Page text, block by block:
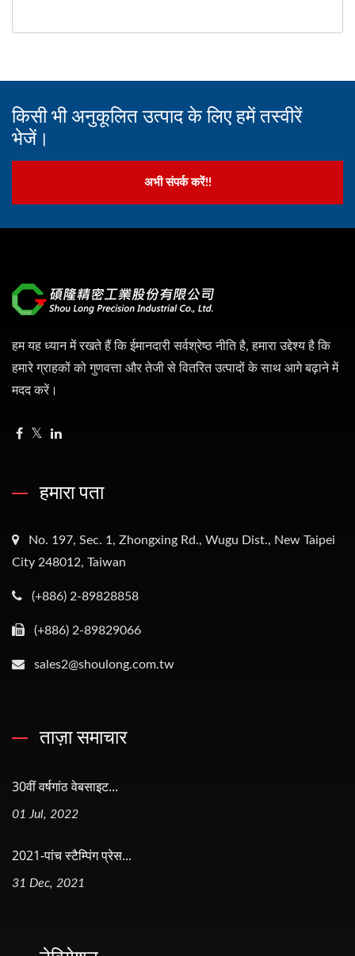
किसी भी अनुकूलित उत्पाद के लिए हमें तस्वीरें
भेजें।
अभी संपर्क करें!!
हम यह ध्यान में रखते हैं कि ईमानदारी सर्वश्रेष्ठ नीति है, हमारा उद्देश्य है कि
हमारे ग्राहकों को गुणवत्ता और तेजी से वितरित उत्पादों के साथ आगे बढ़ाने में
मदद करें।
हमारा पता
No. 197, Sec. 1, Zhongxing Rd., Wugu Dist., New Taipei
City 248012, Taiwan
(+886) 2-89828858
(+886) 2-89829066
sales2@shoulong.com.tw
ताज़ा समाचार
30वीं वर्षगांठ वेबसाइट...
01 Jul, 2022
2021-पांच स्टैम्पिंग प्रेस...
31 Dec, 2021